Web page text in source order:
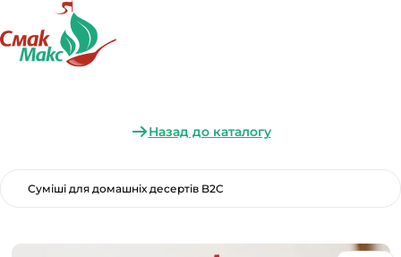
Назад до каталогу
Суміші для домашніх десертів B2C